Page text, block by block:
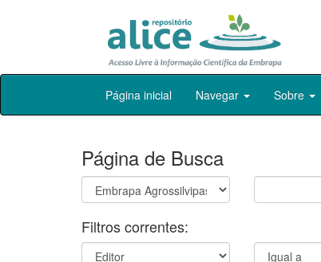
Skip
Página inicial Navegar Sobre
Página de Busca
Filtros correntes: